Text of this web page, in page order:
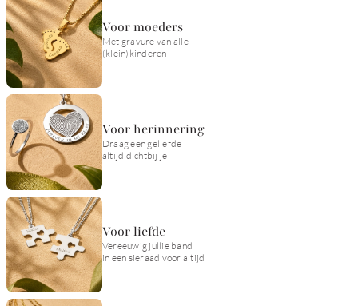
Voor moeders
Met gravure van alle
(klein)kinderen
Voor herinnering
Draag een geliefde
altijd dichtbij je
Voor liefde
Vereeuwig jullie band
in een sieraad voor altijd